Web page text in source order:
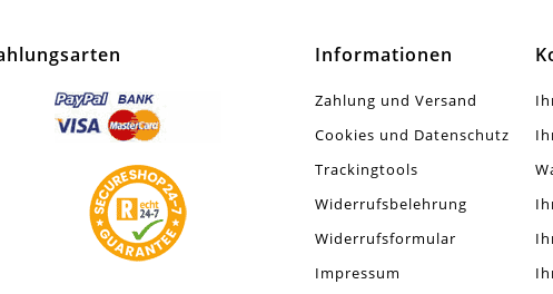
Informationen
Zahlung und Versand
Cookies und Datenschutz
Trackingtools
Widerrufsbelehrung
Widerrufsformular
Impressum